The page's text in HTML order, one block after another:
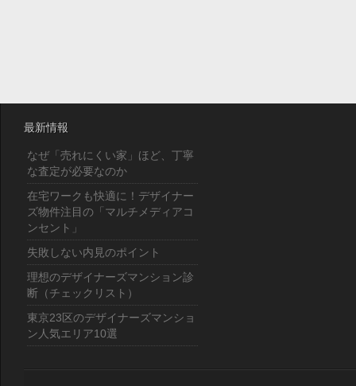
最新情報
なぜ「売れにくい家」ほど、丁寧
な査定が必要なのか
在宅ワークも快適に！デザイナー
ズ物件注目の「マルチメディアコ
ンセント」
失敗しない内見のポイント
理想のデザイナーズマンション診
断（チェックリスト）
東京23区のデザイナーズマンショ
ン人気エリア10選